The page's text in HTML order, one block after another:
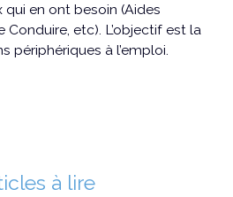
qui en ont besoin (Aides
etc). L’objectif est la
périphériques à l’emploi.
à lire